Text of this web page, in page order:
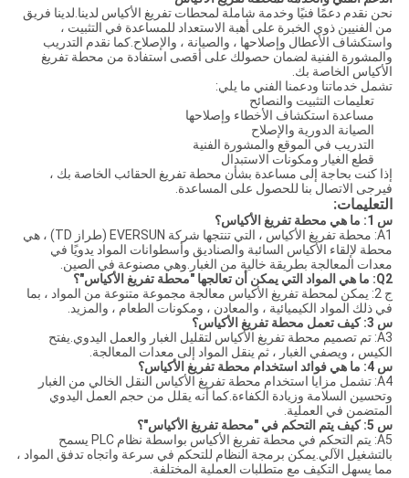
نحن نقدم دعمًا فنيًا وخدمة شاملة لمحطات تفريغ الأكياس لدينا.لدينا فريق
من الفنيين ذوي الخبرة على أهبة الاستعداد للمساعدة في التثبيت ،
واستكشاف الأعطال وإصلاحها ، والصيانة ، والإصلاح.كما نقدم التدريب
والمشورة الفنية لضمان حصولك على أقصى استفادة من محطة تفريغ
الأكياس الخاصة بك.
تشمل خدماتنا ودعمنا الفني ما يلي:
تعليمات التثبيت والنصائح
مساعدة استكشاف الأخطاء وإصلاحها
الصيانة الدورية والإصلاح
التدريب في الموقع والمشورة الفنية
قطع الغيار ومكونات الاستبدال
إذا كنت بحاجة إلى مساعدة بشأن محطة تفريغ الحقائب الخاصة بك ،
فيرجى الاتصال بنا للحصول على المساعدة.
التعليمات:
س 1: ما هي محطة تفريغ الأكياس؟
A1: محطة تفريغ الأكياس ، التي تنتجها شركة EVERSUN (طراز TD) ، هي
محطة لإلقاء الأكياس السائبة والصناديق وأسطوانات المواد يدويًا في
معدات المعالجة بطريقة خالية من الغبار.وهي مصنوعة في الصين.
Q2: ما هي المواد التي يمكن أن تعالجها "محطة تفريغ الأكياس"؟
ج 2: يمكن لمحطة تفريغ الأكياس معالجة مجموعة متنوعة من المواد ، بما
في ذلك المواد الكيميائية ، والمعادن ، ومكونات الطعام ، والمزيد.
س 3: كيف تعمل محطة تفريغ الأكياس؟
A3: تم تصميم محطة تفريغ الأكياس لتقليل الغبار والعمل اليدوي.يفتح
الكيس ، ويصفي الغبار ، ثم ينقل المواد إلى معدات المعالجة.
س 4: ما هي فوائد استخدام محطة تفريغ الأكياس؟
A4: تشمل مزايا استخدام محطة تفريغ الأكياس النقل الخالي من الغبار
وتحسين السلامة وزيادة الكفاءة.كما أنه يقلل من حجم العمل اليدوي
المتضمن في العملية.
س 5: كيف يتم التحكم في "محطة تفريغ الأكياس"؟
A5: يتم التحكم في محطة تفريغ الأكياس بواسطة نظام PLC يسمح
بالتشغيل الآلي.يمكن برمجة النظام للتحكم في سرعة واتجاه تدفق المواد ،
مما يسهل التكيف مع متطلبات العملية المختلفة.